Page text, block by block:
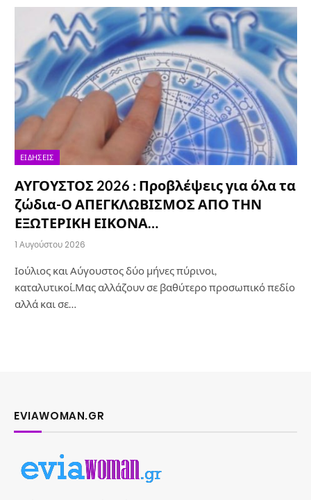
ΕΙΔΉΣΕΙΣ
ΑΥΓΟΥΣΤΟΣ 2026 : Προβλέψεις για όλα τα
ζώδια-Ο ΑΠΕΓΚΛΩΒΙΣΜΟΣ ΑΠΟ ΤΗΝ
ΕΞΩΤΕΡΙΚΗ ΕΙΚΟΝΑ…
1 Αυγούστου 2026
Ιούλιος και Αύγουστος δύο μήνες πύρινοι,
καταλυτικοί.Μας αλλάζουν σε βαθύτερο προσωπικό πεδίο
αλλά και σε…
EVIAWOMAN.GR